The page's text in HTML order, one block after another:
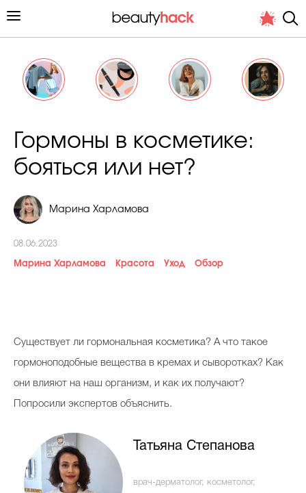
Хит недели от стилиста
Вопрос эксперту
Бьютихакер / Мама-хакер
Гормоны в косметике:
бояться или нет?
Марина Харламова
08.06.2023
Марина Харламова Красота Уход Обзор
Существует ли гормональная косметика? А что такое
гормоноподобные вещества в кремах и сыворотках? Как
они влияют на наш организм, и как их получают?
Попросили экспертов объяснить.
Татьяна Степанова
врач-дерматолог, косметолог,